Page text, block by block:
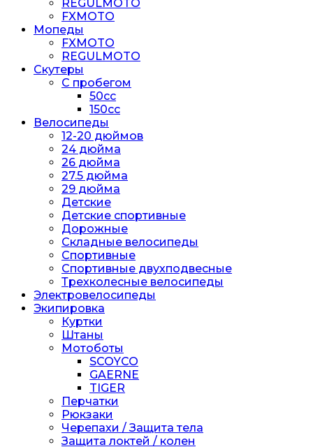
REGULMOTO
FXMOTO
Мопеды
FXMOTO
REGULMOTO
Скутеры
С пробегом
50cc
150cc
Велосипеды
12-20 дюймов
24 дюйма
26 дюйма
27.5 дюйма
29 дюйма
Детские
Детские спортивные
Дорожные
Складные велосипеды
Спортивные
Спортивные двухподвесные
Трехколесные велосипеды
Электровелосипеды
Экипировка
Куртки
Штаны
Мотоботы
SCOYCO
GAERNE
TIGER
Перчатки
Рюкзаки
Черепахи / Защита тела
Защита локтей / колен